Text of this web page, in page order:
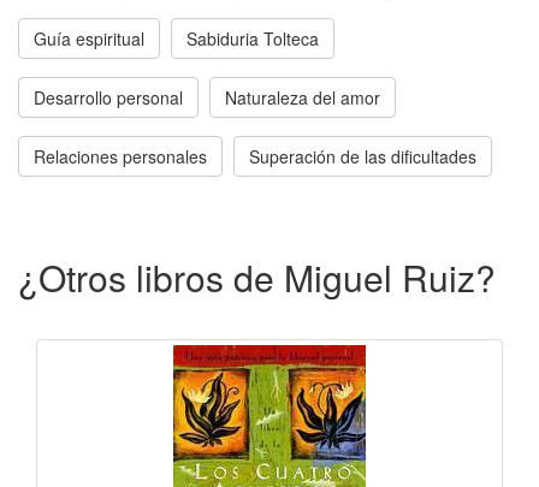
Guía espiritual Sabiduria Tolteca
Desarrollo personal Naturaleza del amor
Relaciones personales Superación de las dificultades
¿Otros libros de Miguel Ruiz?